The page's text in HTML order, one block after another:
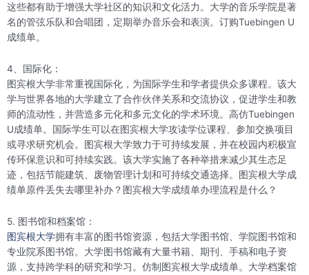
这些都有助于增强大学社区的知识和文化活力。大学的音乐学院是著
名的管弦乐队和合唱团，定期举办音乐会和表演。订购Tuebingen U
成绩单。
4、国际化：
图宾根大学非常重视国际化，为国际学生和学者提供众多课程。该大
学与世界各地的大学建立了合作伙伴关系和交流协议，促进学生和教
师的流动性，并营造多元化和多元文化的学术环境。高仿Tuebingen
U成绩单。国际学生可以在图宾根大学攻读学位课程、参加交换项目
或寻求研究机会。图宾根大学致力于可持续发展，并在校园内积极宣
传环保意识和可持续实践。该大学实施了各种举措来减少其生态足
迹，包括节能建筑、废物管理计划和可持续交通选择。图宾根大学成
绩单原件丢失去哪里补办？图宾根大学成绩单办理流程是什么？
5. 图书馆和档案馆：
图宾根大学拥有丰富的图书馆资源，包括大学图书馆、学院图书馆和
专业院系图书馆。大学图书馆藏有大量书籍、期刊、手稿和电子资
源，支持跨学科的研究和学习。仿制图宾根大学成绩单。大学档案馆